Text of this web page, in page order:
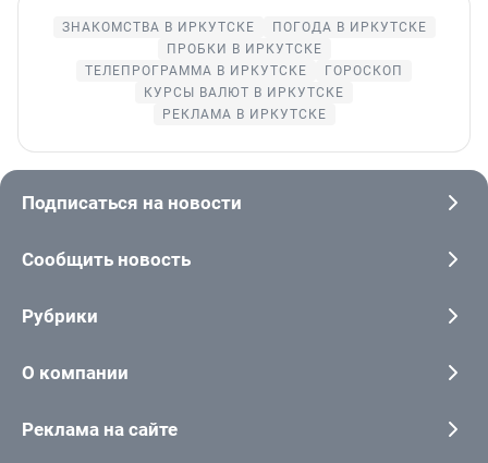
ЗНАКОМСТВА В ИРКУТСКЕ
ПОГОДА В ИРКУТСКЕ
ПРОБКИ В ИРКУТСКЕ
ТЕЛЕПРОГРАММА В ИРКУТСКЕ
ГОРОСКОП
КУРСЫ ВАЛЮТ В ИРКУТСКЕ
РЕКЛАМА В ИРКУТСКЕ
Подписаться на новости
Сообщить новость
Рубрики
О компании
Реклама на сайте